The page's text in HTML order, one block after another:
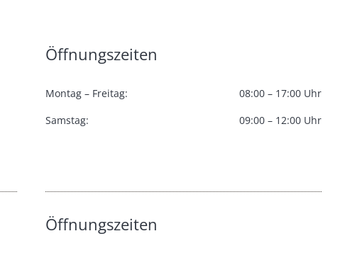
Öffnungszeiten
Montag – Freitag:
08:00 – 17:00 Uhr
Samstag:
09:00 – 12:00 Uhr
Öffnungszeiten